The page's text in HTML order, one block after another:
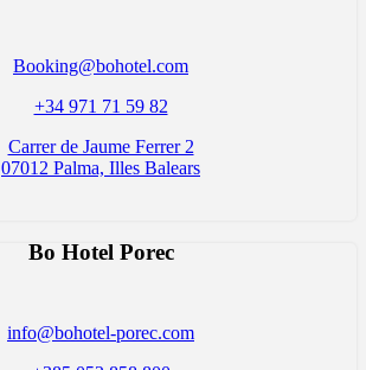
Booking@bohotel.com
+34 971 71 59 82
Carrer de Jaume Ferrer 2
07012 Palma, Illes Balears
Bo Hotel Porec
info@bohotel-porec.com